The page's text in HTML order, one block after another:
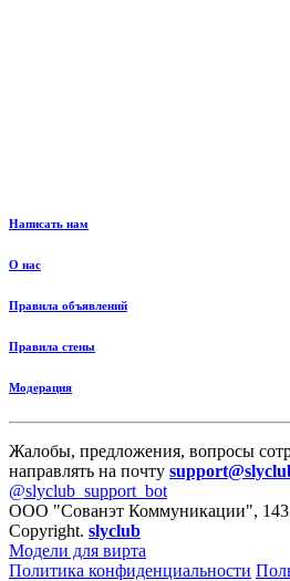
Написать нам
О нас
Правила объявлений
Правила стены
Модерация
Жалобы, предложения, вопросы
направлять на почту
@slyclub_support_bot
ООО "Сованэт Коммуникации",
Copyright. slyclub
Модели для вирта
Политика конфиденциальности